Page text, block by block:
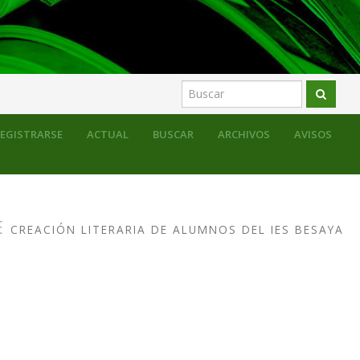
ACTUAL BUSCAR ARCHIVOS AVISOS
CREACIÓN LITERARIA DE ALUMNOS DEL IES BESAYA